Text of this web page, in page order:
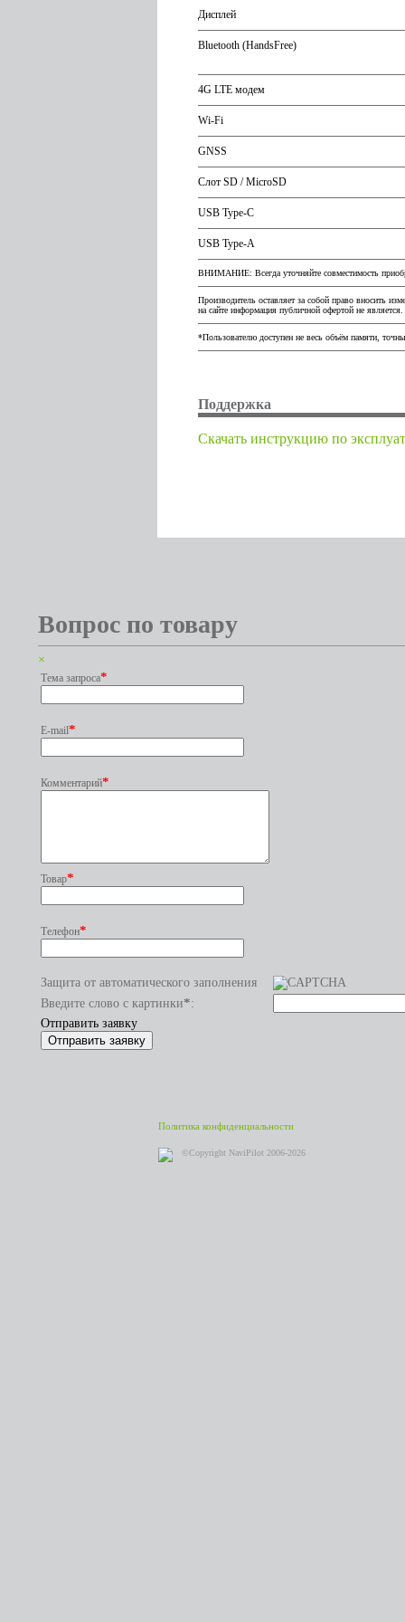
Дисплей
Bluetooth (HandsFree)
4G LTE модем
Wi-Fi
GNSS
Слот SD / MicroSD
USB Type-C
USB Type-A
ВНИМАНИЕ: Всегда уточняйте совместимость
Производитель оставляет за собой право вносить
на сайте информация публичной офертой не является.
*Пользователю доступен не весь объём памяти,
Поддержка
Cкачать инструкцию по
Вопрос по товару
×
Тема запроса*
E-mail*
Комментарий*
Товар*
Телефон*
Защита от автоматического заполнения
Введите слово с картинки*:
Отправить заявку
Политика конфиденциальности
©Copyright NaviPilot 2006-2026